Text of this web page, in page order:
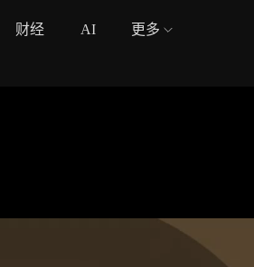
财经 AI 更多